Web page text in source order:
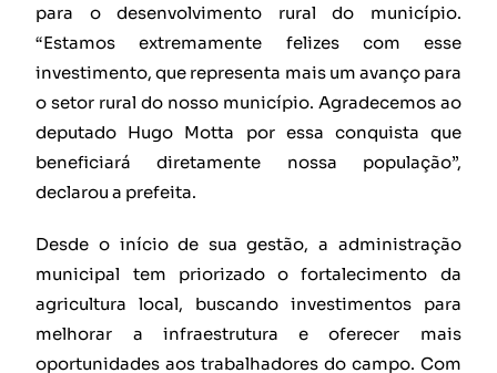
para o desenvolvimento rural do município.
“Estamos extremamente felizes com esse
investimento, que representa mais um avanço para
o setor rural do nosso município. Agradecemos ao
deputado Hugo Motta por essa conquista que
beneficiará diretamente nossa população”,
declarou a prefeita.
Desde o início de sua gestão, a administração
municipal tem priorizado o fortalecimento da
agricultura local, buscando investimentos para
melhorar a infraestrutura e oferecer mais
oportunidades aos trabalhadores do campo. Com